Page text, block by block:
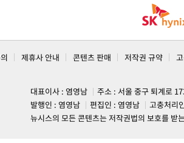
제휴사 안내 콘텐츠 판매 저작권 규약
대표이사 : 염영남
주소 : 서울 중구 퇴계로
발행인 : 염영남
편집인 : 염영남
고충처리
뉴시스의 모든 콘텐츠는 저작권법의 보호를